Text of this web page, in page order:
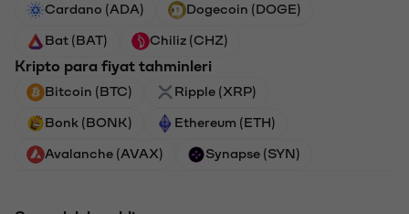
Cardano (ADA) Dogecoin (DOGE)
Bat (BAT) Chiliz (CHZ)
Kripto para fiyat tahminleri
Bitcoin (BTC) Ripple (XRP)
Bonk (BONK) Ethereum (ETH)
Avalanche (AVAX) Synapse (SYN)